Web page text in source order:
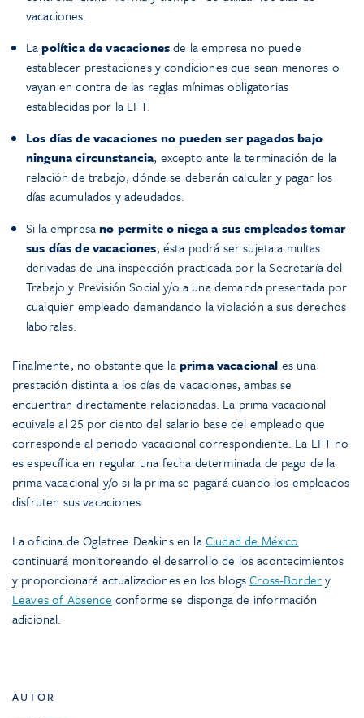
vacaciones.
Lapolítica de vacacionesde la empresa no puede
establecer prestaciones y condiciones que sean menores o
vayan en contra de las reglas mínimas obligatorias
establecidas por la LFT.
Los días de vacaciones no pueden ser pagados bajo
ninguna circunstancia, excepto ante la terminación de la
relación de trabajo, dónde se deberán calcular y pagar los
días acumulados y adeudados.
Si la empresano permite o niega a sus empleados tomar
sus días de vacaciones, ésta podrá ser sujeta a multas
derivadas de una inspección practicada por la Secretaría del
Trabajo y Previsión Social y/o a una demanda presentada por
cualquier empleado demandando la violación a sus derechos
laborales.
Finalmente, no obstante que laprima vacacional es una
prestación distinta a los días de vacaciones, ambas se
encuentran directamente relacionadas. La prima vacacional
equivale al 25 por ciento del salario base del empleado que
corresponde al periodo vacacional correspondiente. La LFT no
es específica en regular una fecha determinada de pago de la
prima vacacional y/o si la prima se pagará cuando los empleados
disfruten sus vacaciones.
La oficina de Ogletree Deakins en laCiudad de México
continuará monitoreando el desarrollo de los acontecimientos
y proporcionará actualizaciones en los blogsCross-Bordery
Leaves of Absence conforme se disponga de información
adicional.
AUTOR